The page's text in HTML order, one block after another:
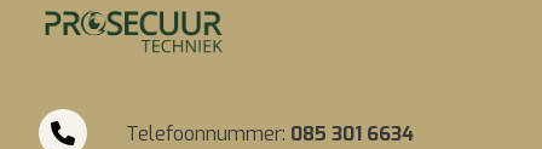
Telefoonnummer: 085 301 6634